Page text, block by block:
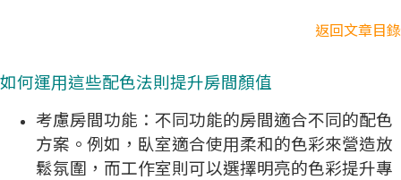
返回文章目錄
如何運用這些配色法則提升房間顏值
考慮房間功能：不同功能的房間適合不同的配色
方案。例如，臥室適合使用柔和的色彩來營造放
鬆氛圍，而工作室則可以選擇明亮的色彩提升專